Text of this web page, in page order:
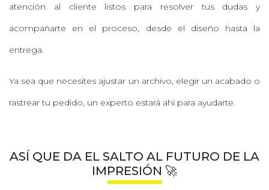
atención al cliente listos para resolver tus dudas y
acompañarte en el proceso, desde el diseño hasta la
entrega.
Ya sea que necesites ajustar un archivo, elegir un acabado o
rastrear tu pedido, un experto estará ahí para ayudarte.
ASÍ QUE DA EL SALTO AL FUTURO DE LA
IMPRESIÓN 🚀